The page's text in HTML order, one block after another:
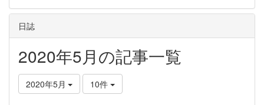
日誌
2020年5月の記事一覧
2020年5月 10件